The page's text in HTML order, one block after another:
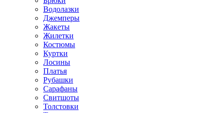
Водолазки
Джемперы
Жакеты
Жилетки
Костюмы
Куртки
Лосины
Платья
Рубашки
Сарафаны
Свитшоты
Толстовки